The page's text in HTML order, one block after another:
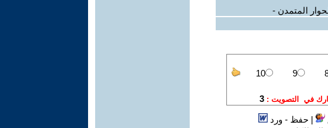
المتمدن -
|حفظ - ورد